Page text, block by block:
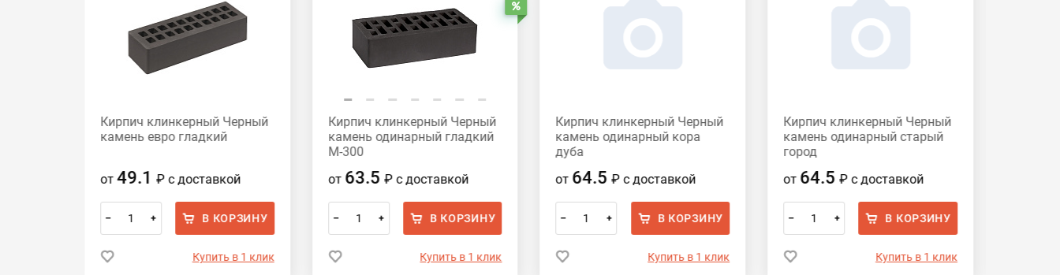
Кирпич клинкерный Черный
камень евро гладкий
от 49.1 ₽ с доставкой
– + В КОРЗИНУ
Купить в 1 клик
Кирпич клинкерный Черный
камень одинарный гладкий
М-300
от 63.5 ₽ с доставкой
– + В КОРЗИНУ
Купить в 1 клик
Кирпич клинкерный Черный
камень одинарный кора
дуба
от 64.5₽с доставкой
– + В КОРЗИНУ
Купить в 1 клик
Кирпич клинкерный Черный
камень одинарный старый
город
от 64.5₽с доставкой
– + В КОРЗИНУ
Купить в 1 клик